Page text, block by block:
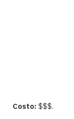
Costo: $$$.